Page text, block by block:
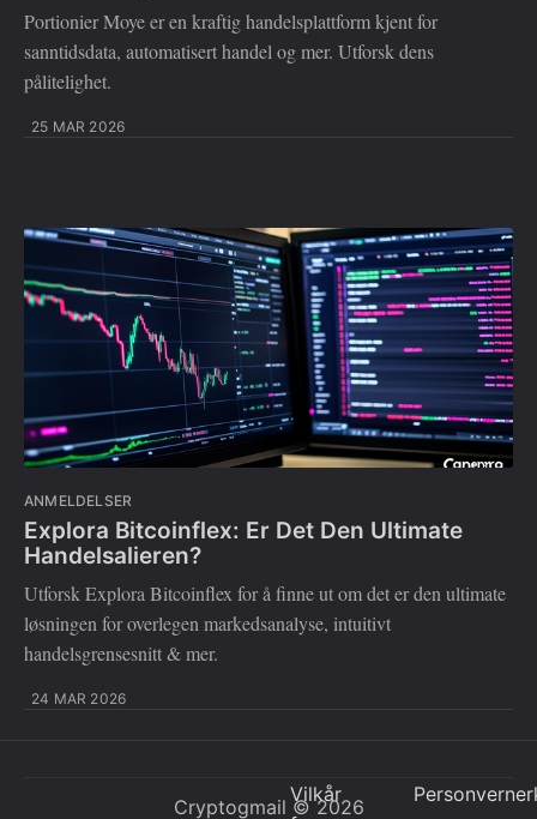
Portionier Moye er en kraftig handelsplattform kjent for
sanntidsdata, automatisert handel og mer. Utforsk dens
pålitelighet.
25 MAR 2026
ANMELDELSER
Explora Bitcoinflex: Er Det Den Ultimate
Handelsalieren?
Utforsk Explora Bitcoinflex for å finne ut om det er den ultimate
løsningen for overlegen markedsanalyse, intuitivt
handelsgrensesnitt & mer.
24 MAR 2026
Vilkår
Cryptogmail © 2026